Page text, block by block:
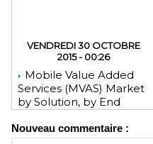
VENDREDI 30 OCTOBRE
2015 - 00:26
Mobile Value Added
Services (MVAS) Market
by Solution, by End
Geography - Global
Nouveau commentaire :